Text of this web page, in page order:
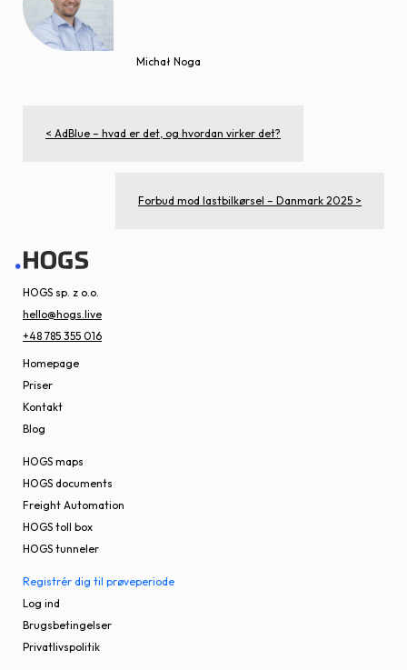
Michał Noga
< AdBlue – hvad er det, og hvordan virker det?
Forbud mod lastbilkørsel – Danmark 2025 >
HOGS sp. z o.o.
hello@hogs.live
+48 785 355 016
Homepage
Priser
Kontakt
Blog
HOGS maps
HOGS documents
Freight Automation
HOGS toll box
HOGS tunneler
Registrér dig til prøveperiode
Log ind
Brugsbetingelser
Privatlivspolitik